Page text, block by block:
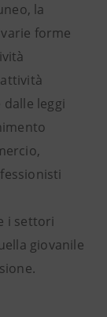
la
forme
leggi
i settori
giovanile